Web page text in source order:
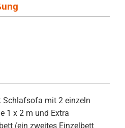
mit 2 einzeln
1 x 2 m und Extra
(ein zweites Einzelbett